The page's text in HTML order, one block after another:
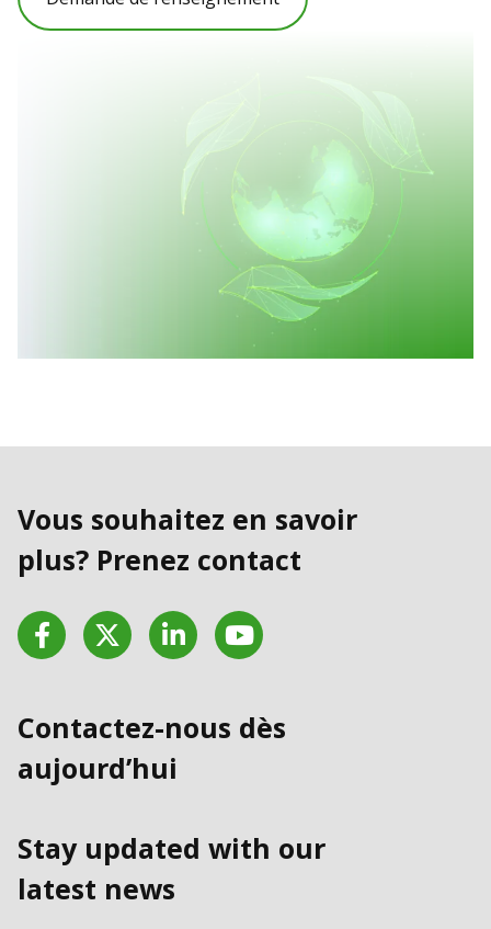
Vous souhaitez en savoir
plus? Prenez contact
FacebookTwitter LinkedInYouTube
Contactez-nous dès
aujourd’hui
Stay updated with our
latest news